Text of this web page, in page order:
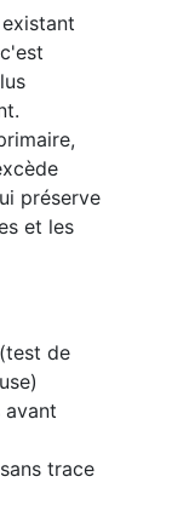
préserve
et les
de
trace